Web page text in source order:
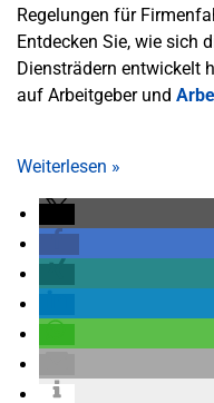
Regelungen für
Entdecken Sie, wie sich
Diensträdern entwickelt
auf Arbeitgeber und
Weiterlesen »